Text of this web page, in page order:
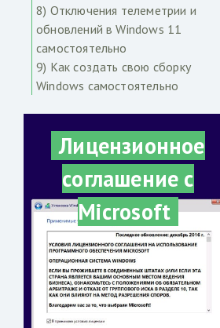
8) Отключения телеметрии и
обновлений в Windows 11
самостоятельно
9) Как создать свою сборку
Windows самостоятельно
Лицензионное
соглашение с
Microsoft